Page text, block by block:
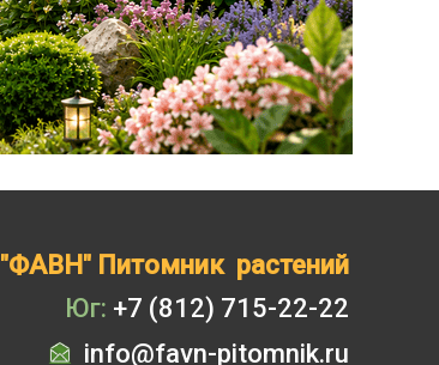
"ФАВН" Питомник растений
Юг: +7 (812) 715-22-22
info@favn-pitomnik.ru